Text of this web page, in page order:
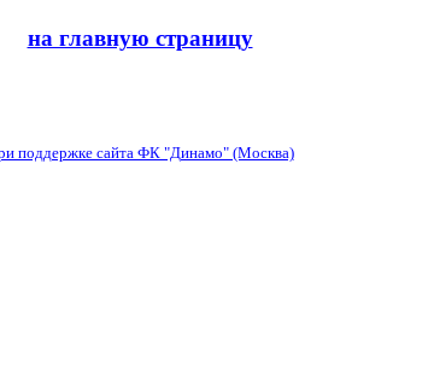
на главную страницу
поддержке сайта ФК "Динамо" (Москва)